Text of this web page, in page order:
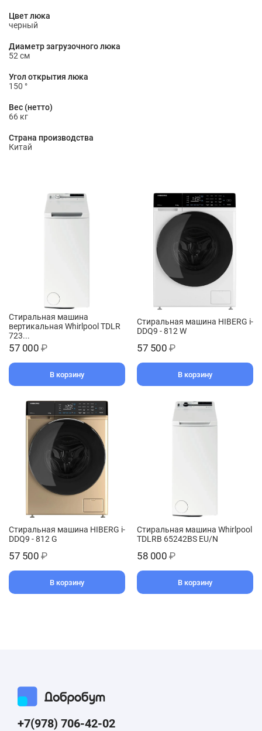
Цвет люка
черный
Диаметр загрузочного люка
52 см
Угол открытия люка
150 °
Вес (нетто)
66 кг
Страна производства
Китай
Стиральная машина
вертикальная Whirlpool TDLR
723...
57 000 ₽
В корзину
Стиральная машина HIBERG i-
DDQ9 - 812 W
57 500 ₽
В корзину
Стиральная машина HIBERG i-
DDQ9 - 812 G
57 500 ₽
В корзину
Стиральная машина Whirlpool
TDLRB 65242BS EU/N
58 000 ₽
В корзину
+7(978) 706-42-02